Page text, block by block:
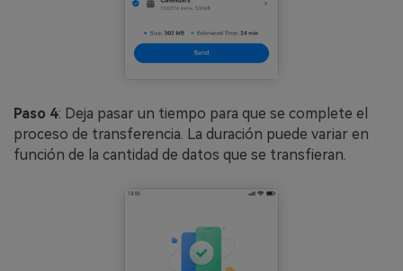
Paso 4: Deja pasar un tiempo para que se complete el
proceso de transferencia. La duración puede variar en
función de la cantidad de datos que se transfieran.